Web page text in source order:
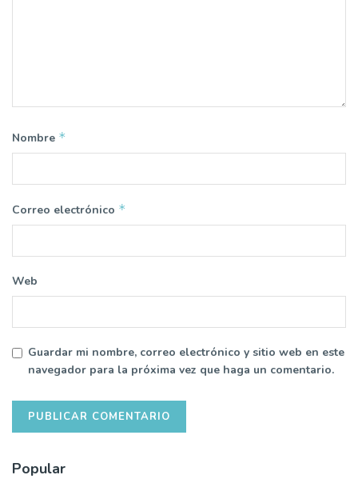
Nombre *
Correo electrónico *
Web
Guardar mi nombre, correo electrónico y sitio web en este
navegador para la próxima vez que haga un comentario.
Popular